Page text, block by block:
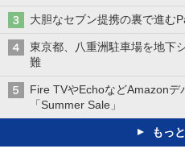
大胆なセブン提携の裏で進む
東京都、八重洲駐車場を地
難
Fire TVやEchoなどAmazon
「Summer Sale」
もっ